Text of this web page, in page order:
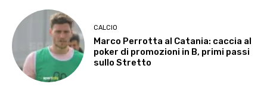
CALCIO
Marco Perrotta al Catania: caccia al
poker di promozioni in B, primi passi
sullo Stretto